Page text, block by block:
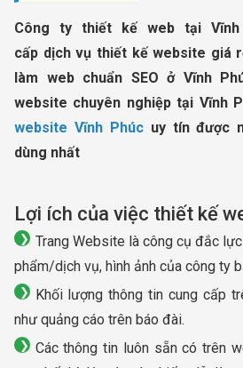
Công ty thiết kế web tại Vĩnh
cấp dịch vụ thiết kế website giá
làm web chuẩn SEO ở Vĩnh
website chuyên nghiệp tại Vĩnh
website Vĩnh Phúcuy tín được
dùng nhất
Lợi ích của việc thiết kế
Trang Website là công cụ đắc
phẩm/dịch vụ, hình ảnh của công ty
Khối lượng thông tin cung cấp
như quảng cáo trên báo đài.
Các thông tin luôn sẵn có trên